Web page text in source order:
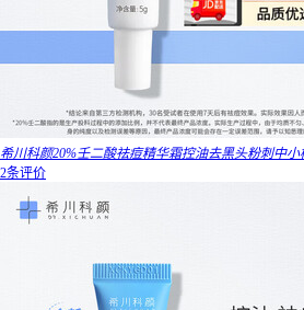
希川科颜20%壬二酸祛痘精华霜控油去黑头粉刺中小
2条评价